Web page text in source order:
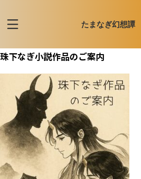
たまなぎ幻想譚
珠下なぎ小説作品のご案内